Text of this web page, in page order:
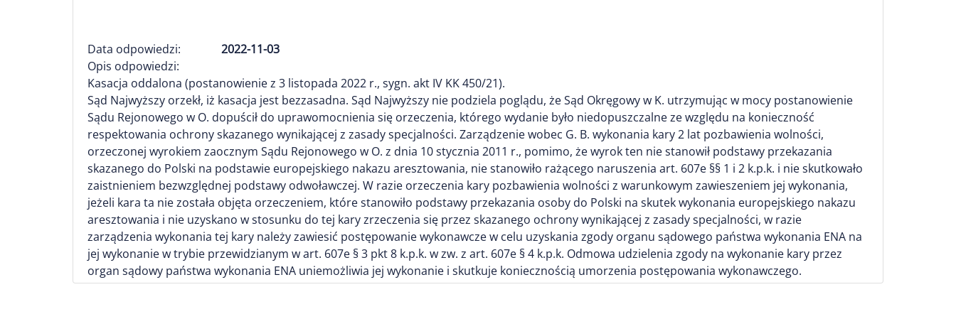
Data odpowiedzi:
2022-11-03
Opis odpowiedzi:
Kasacja oddalona (postanowienie z 3 listopada 2022 r., sygn. akt IV KK 450/21).
Sąd Najwyższy orzekł, iż kasacja jest bezzasadna. Sąd Najwyższy nie podziela poglądu, że Sąd Okręgowy w K. utrzymując w mocy postanowienie
Sądu Rejonowego w O. dopuścił do uprawomocnienia się orzeczenia, którego wydanie było niedopuszczalne ze względu na konieczność
respektowania ochrony skazanego wynikającej z zasady specjalności. Zarządzenie wobec G. B. wykonania kary 2 lat pozbawienia wolności,
orzeczonej wyrokiem zaocznym Sądu Rejonowego w O. z dnia 10 stycznia 2011 r., pomimo, że wyrok ten nie stanowił podstawy przekazania
skazanego do Polski na podstawie europejskiego nakazu aresztowania, nie stanowiło rażącego naruszenia art. 607e §§ 1 i 2 k.p.k. i nie skutkowało
zaistnieniem bezwzględnej podstawy odwoławczej. W razie orzeczenia kary pozbawienia wolności z warunkowym zawieszeniem jej wykonania,
jeżeli kara ta nie została objęta orzeczeniem, które stanowiło podstawy przekazania osoby do Polski na skutek wykonania europejskiego nakazu
aresztowania i nie uzyskano w stosunku do tej kary zrzeczenia się przez skazanego ochrony wynikającej z zasady specjalności, w razie
zarządzenia wykonania tej kary należy zawiesić postępowanie wykonawcze w celu uzyskania zgody organu sądowego państwa wykonania ENA na
jej wykonanie w trybie przewidzianym w art. 607e § 3 pkt 8 k.p.k. w zw. z art. 607e § 4 k.p.k. Odmowa udzielenia zgody na wykonanie kary przez
organ sądowy państwa wykonania ENA uniemożliwia jej wykonanie i skutkuje koniecznością umorzenia postępowania wykonawczego.